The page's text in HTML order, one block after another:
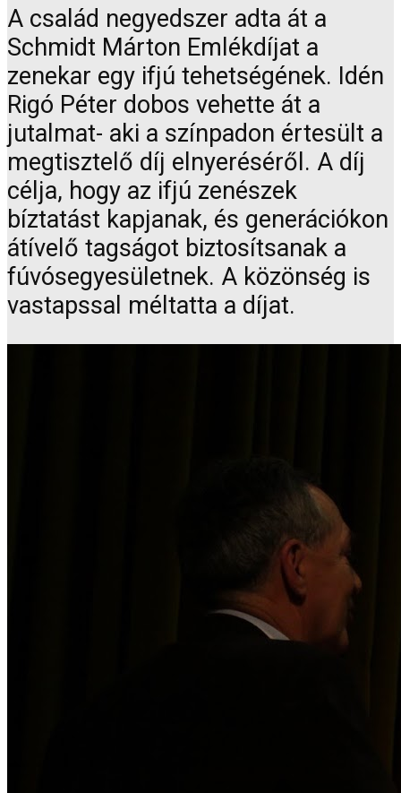
A család negyedszer adta át a
Schmidt Márton Emlékdíjat a
zenekar egy ifjú tehetségének. Idén
Rigó Péter dobos vehette át a
jutalmat- aki a színpadon értesült a
megtisztelő díj elnyeréséről. A díj
célja, hogy az ifjú zenészek
bíztatást kapjanak, és generációkon
átívelő tagságot biztosítsanak a
fúvósegyesületnek. A közönség is
vastapssal méltatta a díjat.